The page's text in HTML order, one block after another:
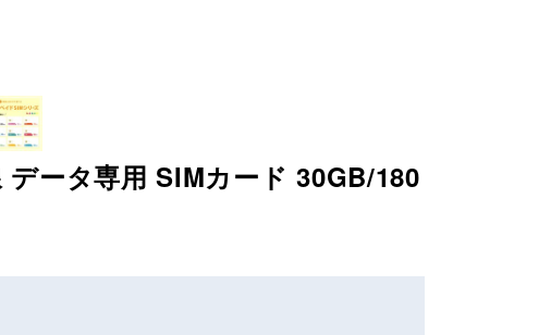
ータ専用 SIMカード 30GB/180